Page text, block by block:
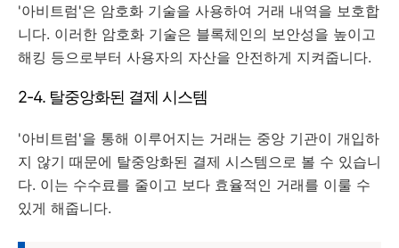
'아비트럼'은 암호화 기술을 사용하여 거래 내역을 보호합
니다. 이러한 암호화 기술은 블록체인의 보안성을 높이고
해킹 등으로부터 사용자의 자산을 안전하게 지켜줍니다.
2-4. 탈중앙화된 결제 시스템
'아비트럼'을 통해 이루어지는 거래는 중앙 기관이 개입하
지 않기 때문에 탈중앙화된 결제 시스템으로 볼 수 있습니
다. 이는 수수료를 줄이고 보다 효율적인 거래를 이룰 수
있게 해줍니다.